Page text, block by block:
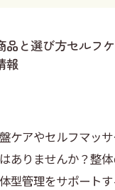
品と選び方セルフ
報
ケアやセルフマッ
ありませんか？整
型管理をサポート